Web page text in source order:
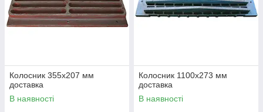
Колосник 355х207 мм
доставка
В наявності
Колосник 1100х273 мм
доставка
В наявності